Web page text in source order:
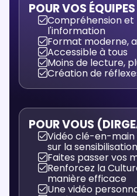
POUR VOS ÉQUIPES
Compréhension
l'information
Format moderne,
Accessible à tous
Moins de lecture,
Création de
POUR VOUS
Vidéo clé-en-main
sur la sensibilisation
Faites passer vos
Renforcez la
manière efficace
Une vidéo